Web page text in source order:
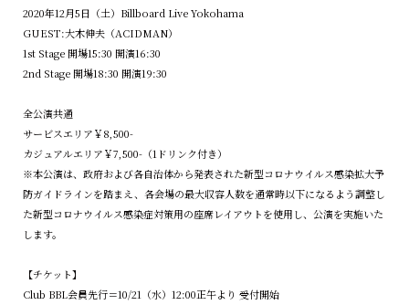
2020年12月5日（土）Billboard Live Yokohama
GUEST:大木伸夫（ACIDMAN）
1st Stage 開場15:30 開演16:30
2nd Stage 開場18:30 開演19:30
全公演共通
サービスエリア￥8,500-
カジュアルエリア￥7,500-（1ドリンク付き）
※本公演は、政府および各自治体から発表された新型コロナウイルス感染拡大予
防ガイドラインを踏まえ、各会場の最大収容人数を通常時以下になるよう調整し
た新型コロナウイルス感染症対策用の座席レイアウトを使用し、公演を実施いた
します。
【チケット】
Club BBL会員先行＝10/21（水）12:00正午より 受付開始